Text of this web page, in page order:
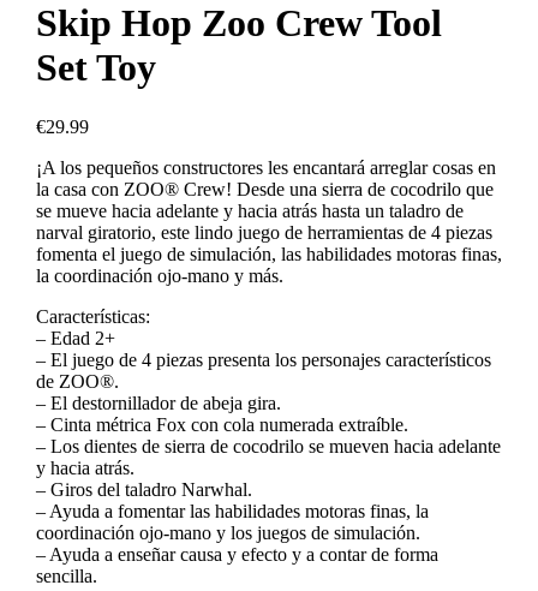
Skip Hop Zoo Crew Tool
Set Toy
€29.99
¡A los pequeños constructores les encantará arreglar cosas en
la casa con ZOO® Crew! Desde una sierra de cocodrilo que
se mueve hacia adelante y hacia atrás hasta un taladro de
narval giratorio, este lindo juego de herramientas de 4 piezas
fomenta el juego de simulación, las habilidades motoras finas,
la coordinación ojo-mano y más.
Características:
– Edad 2+
– El juego de 4 piezas presenta los personajes característicos
de ZOO®.
– El destornillador de abeja gira.
– Cinta métrica Fox con cola numerada extraíble.
– Los dientes de sierra de cocodrilo se mueven hacia adelante
y hacia atrás.
– Giros del taladro Narwhal.
– Ayuda a fomentar las habilidades motoras finas, la
coordinación ojo-mano y los juegos de simulación.
– Ayuda a enseñar causa y efecto y a contar de forma
sencilla.